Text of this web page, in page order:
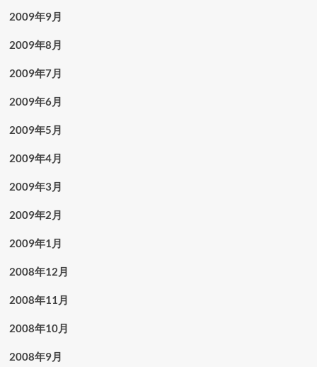
2009年9月
2009年8月
2009年7月
2009年6月
2009年5月
2009年4月
2009年3月
2009年2月
2009年1月
2008年12月
2008年11月
2008年10月
2008年9月